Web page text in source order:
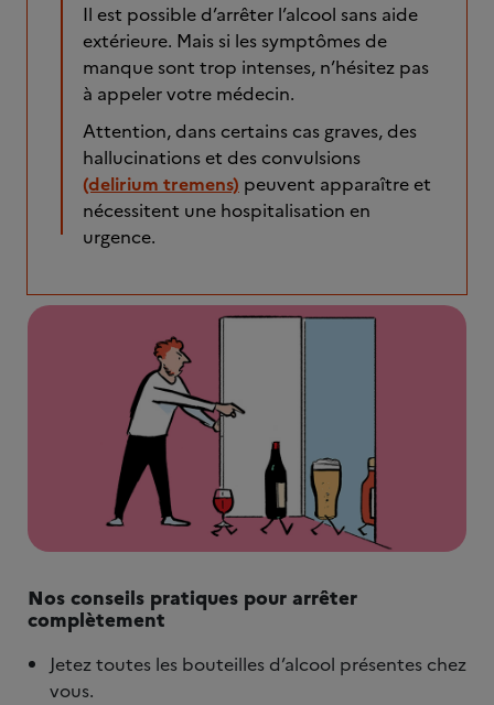
Il est possible d’arrêter l’alcool sans aide
extérieure. Mais si les symptômes de
manque sont trop intenses, n’hésitez pas
à appeler votre médecin.
Attention, dans certains cas graves, des
hallucinations et des convulsions
(delirium tremens) peuvent apparaître et
nécessitent une hospitalisation en
urgence.
Nos conseils pratiques pour arrêter
complètement
Jetez toutes les bouteilles d’alcool présentes chez
vous.